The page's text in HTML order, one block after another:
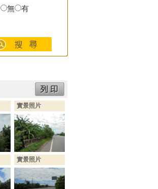
無 有
實景照片
實景照片